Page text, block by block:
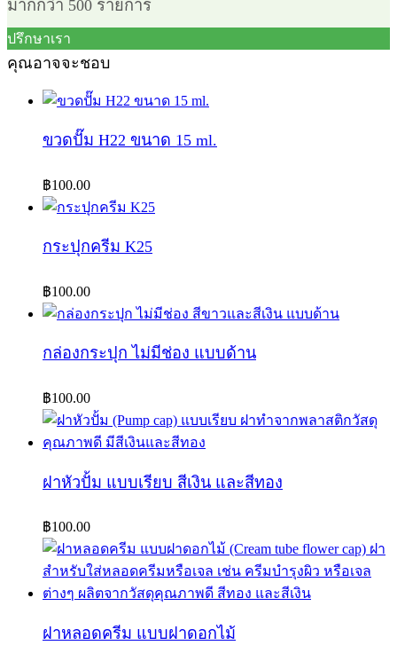
มากกว่า 500 รายการ
ปรึกษาเรา
คุณอาจจะชอบ
ขวดปั๊ม H22 ขนาด 15 ml.
฿100.00
กระปุกครีม K25
฿100.00
กล่องกระปุก ไม่มีช่อง แบบด้าน
฿100.00
ฝาหัวปั้ม แบบเรียบ สีเงิน และสีทอง
฿100.00
ฝาหลอดครีม แบบฝาดอกไม้